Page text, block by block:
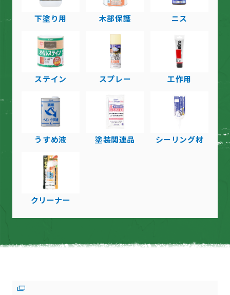
下塗り用 木部保護 ニス
ステイン スプレー 工作用
うすめ液 塗装関連品 シーリング材
クリーナー